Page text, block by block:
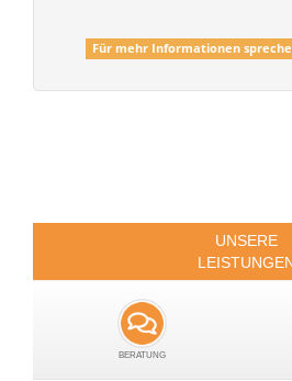
Für mehr Informationen
UNSERE
BERATUNG